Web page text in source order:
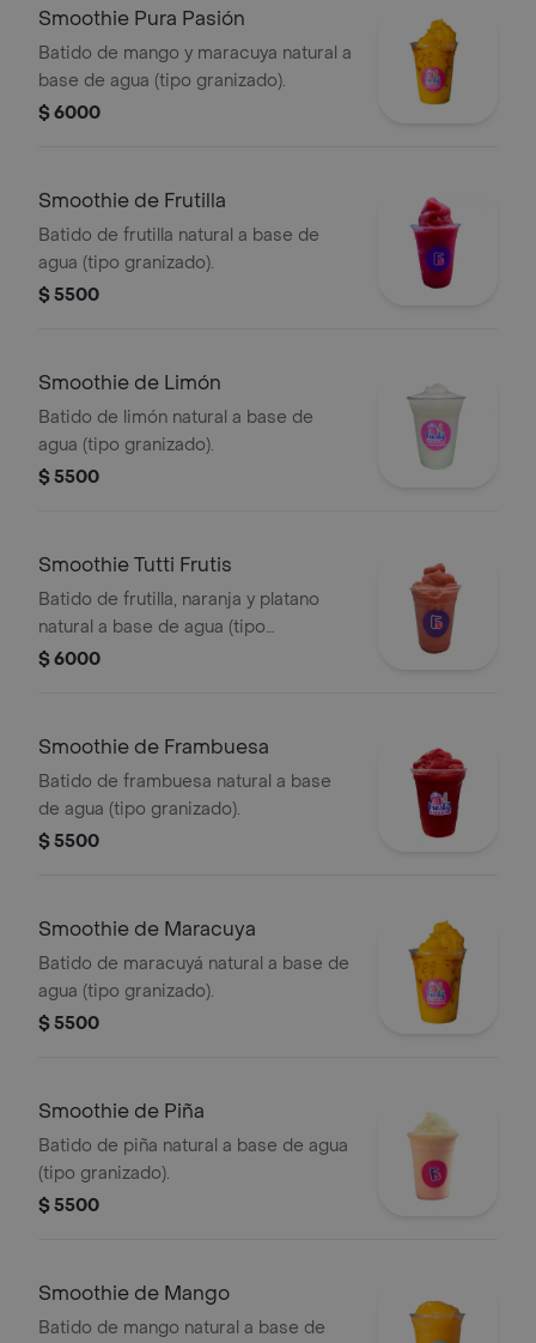
Smoothie Pura Pasión
Batido de mango y maracuya natural a
base de agua (tipo granizado).
$ 6000
Smoothie de Frutilla
Batido de frutilla natural a base de
agua (tipo granizado).
$ 5500
Smoothie de Limón
Batido de limón natural a base de
agua (tipo granizado).
$ 5500
Smoothie Tutti Frutis
Batido de frutilla, naranja y platano
natural a base de agua (tipo
granizado).
$ 6000
Smoothie de Frambuesa
Batido de frambuesa natural a base
de agua (tipo granizado).
$ 5500
Smoothie de Maracuya
Batido de maracuyá natural a base de
agua (tipo granizado).
$ 5500
Smoothie de Piña
Batido de piña natural a base de agua
(tipo granizado).
$ 5500
Smoothie de Mango
Batido de mango natural a base de